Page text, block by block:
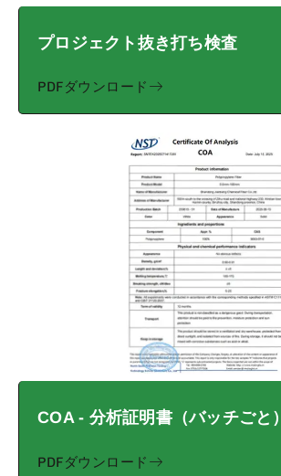
プロジェクト抜き打ち検査
PDFダウンロード
COA - 分析証明書（バッチごと）
PDFダウンロード